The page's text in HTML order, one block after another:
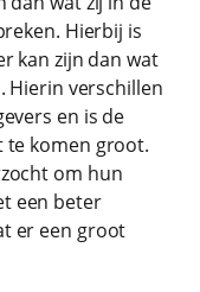
Hierbij is
kan zijn dan wat
Hierin verschillen
en is de
te komen groot.
om hun
een beter
er een groot